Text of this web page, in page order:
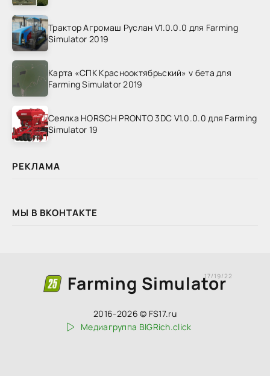
Трактор Агромаш Руслан V1.0.0.0 для Farming
Simulator 2019
Карта «СПК Краснооктябрьский» v бета для
Farming Simulator 2019
Сеялка HORSCH PRONTO 3DC V1.0.0.0 для Farming
Simulator 19
РЕКЛАМА
МЫ В ВКОНТАКТЕ
Farming Simulator
17/19/22
2016-2026 © FS17.ru
Медиагруппа BIGRich.click